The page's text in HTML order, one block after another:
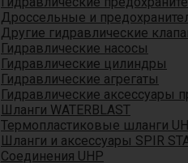
Дроссельные и
Другие гидравлические
Гидравлические насосы
Гидравлические цилиндры
Гидравлические агрегаты
Гидравлические аксессуары
Шланги WATERBLAST
Термопластиковые шланги
Шланги и аксессуары SPIR
Соединения UHP